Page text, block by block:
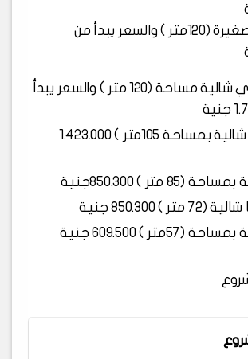
ومساحة فيلا صغيرة (120متر ) والسعر يبدأ من
كما تحتوي شالية مساحة (120 متر ) والسعر يبدأ
يوجد ايضا شالية بمساحة 105متر ) 1.423.000
متر ) 850.300جنية
) 850.300 جنية
) 609.500 جنية